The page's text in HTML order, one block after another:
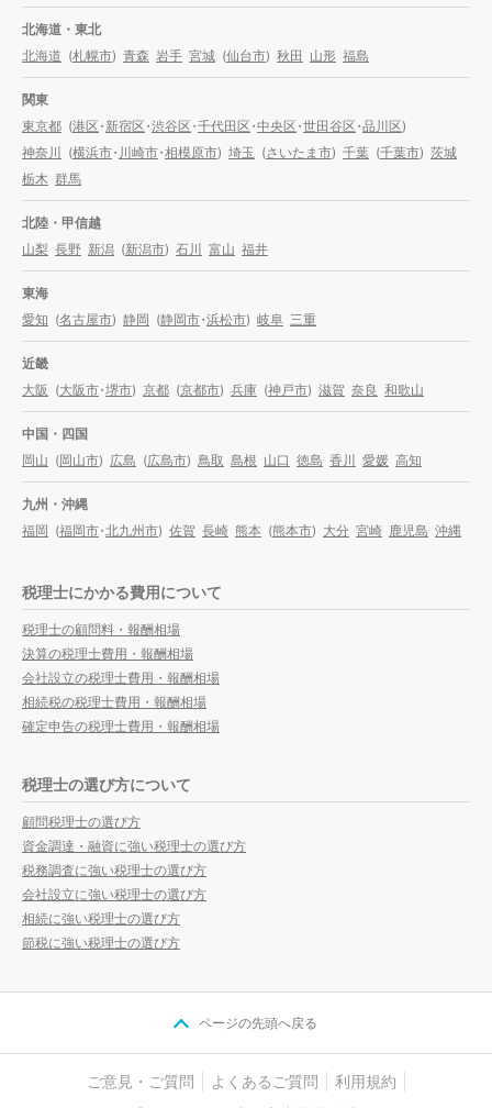
北海道・東北
北海道 (札幌市) 青森 岩手 宮城 (仙台市) 秋田 山形 福島
関東
東京都 (港区・新宿区・渋谷区・千代田区・中央区・世田谷区・品川区)
神奈川
(横浜市・川崎市・相模原市) 埼玉 (さいたま市) 千葉 (千葉市) 茨城
栃木 群馬
北陸・甲信越
山梨 長野 新潟 (新潟市) 石川 富山 福井
東海
愛知 (名古屋市) 静岡 (静岡市・浜松市) 岐阜 三重
近畿
大阪 (大阪市・堺市) 京都 (京都市) 兵庫 (神戸市) 滋賀 奈良 和歌山
中国・四国
岡山 (岡山市) 広島 (広島市) 鳥取 島根 山口 徳島 香川 愛媛 高知
九州・沖縄
福岡 (福岡市・北九州市) 佐賀 長崎 熊本 (熊本市) 大分 宮崎 鹿児島 沖縄
税理士にかかる費用について
税理士の顧問料・報酬相場
決算の税理士費用・報酬相場
会社設立の税理士費用・報酬相場
相続税の税理士費用・報酬相場
確定申告の税理士費用・報酬相場
税理士の選び方について
顧問税理士の選び方
資金調達・融資に強い税理士の選び方
税務調査に強い税理士の選び方
会社設立に強い税理士の選び方
相続に強い税理士の選び方
節税に強い税理士の選び方
ページの先頭へ戻る
ご意見・ご質問 よくあるご質問
利用規約